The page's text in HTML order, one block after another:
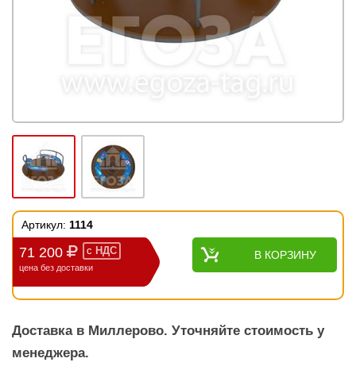
Артикул: 1114
71 200 с НДС
цена без доставки
В КОРЗИНУ
Доставка в Миллерово. Уточняйте стоимость у
менеджера.